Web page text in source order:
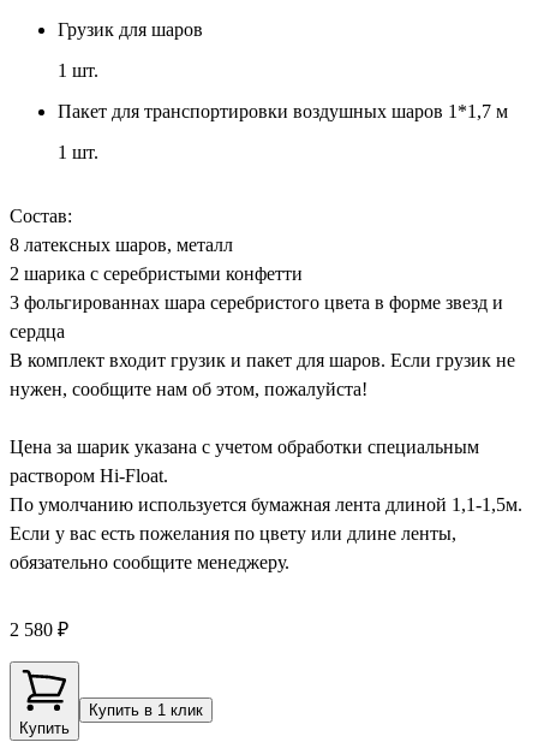
Грузик для шаров
1 шт.
Пакет для транспортировки воздушных шаров 1*1,7 м
1 шт.
Состав:
8 латексных шаров, металл
2 шарика с серебристыми конфетти
3 фольгированнах шара серебристого цвета в форме звезд и
сердца
В комплект входит грузик и пакет для шаров. Если грузик не
нужен, сообщите нам об этом, пожалуйста!
Цена за шарик указана с учетом обработки специальным
раствором Hi-Float.
По умолчанию используется бумажная лента длиной 1,1-1,5м.
Если у вас есть пожелания по цвету или длине ленты,
обязательно сообщите менеджеру.
2 580 ₽
Купить
Купить в 1 клик